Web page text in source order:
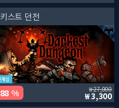
스트 던전
임
88 % 27,000
3,300